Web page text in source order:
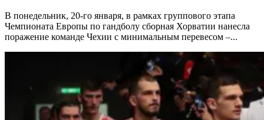
В понедельник, 20-го января, в рамках группового этапа
Чемпионата Европы по гандболу сборная Хорватии нанесла
поражение команде Чехии с минимальным перевесом –...